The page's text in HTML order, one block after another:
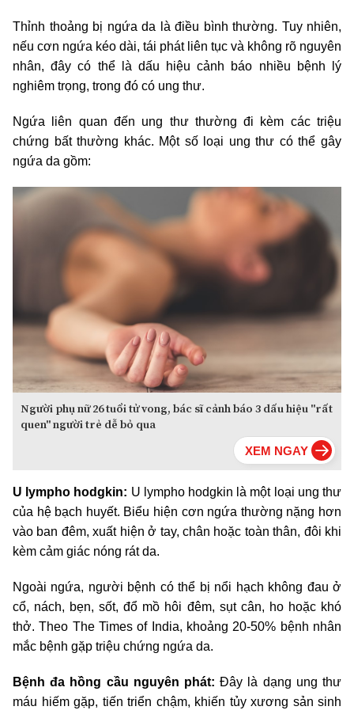
Thỉnh thoảng bị ngứa da là điều bình thường. Tuy nhiên,
nếu cơn ngứa kéo dài, tái phát liên tục và không rõ nguyên
nhân, đây có thể là dấu hiệu cảnh báo nhiều bệnh lý
nghiêm trọng, trong đó có ung thư.
Ngứa liên quan đến ung thư thường đi kèm các triệu
chứng bất thường khác. Một số loại ung thư có thể gây
ngứa da gồm:
Người phụ nữ 26 tuổi tử vong, bác sĩ cảnh báo 3 dấu hiệu "rất
quen" người trẻ dễ bỏ qua
U lympho hodgkin: U lympho hodgkin là một loại ung thư
của hệ bạch huyết. Biểu hiện cơn ngứa thường nặng hơn
vào ban đêm, xuất hiện ở tay, chân hoặc toàn thân, đôi khi
kèm cảm giác nóng rát da.
Ngoài ngứa, người bệnh có thể bị nổi hạch không đau ở
cổ, nách, bẹn, sốt, đổ mồ hôi đêm, sụt cân, ho hoặc khó
thở. Theo The Times of India, khoảng 20-50% bệnh nhân
mắc bệnh gặp triệu chứng ngứa da.
Bệnh đa hồng cầu nguyên phát:Đây là dạng ung thư
máu hiếm gặp, tiến triển chậm, khiến tủy xương sản sinh